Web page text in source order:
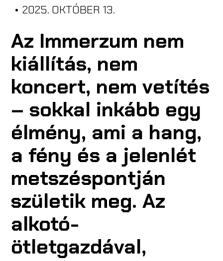
RENDEZVÉNYSZERVEZŐKNEK
EN
• 2025. OKTÓBER 13.
Az Immerzum nem
kiállítás, nem
koncert, nem vetítés
– sokkal inkább egy
élmény, ami a hang,
a fény és a jelenlét
metszéspontján
születik meg. Az
alkotó-
ötletgazdával,